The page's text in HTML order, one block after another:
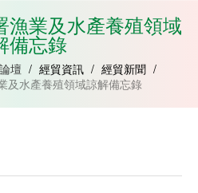
內
亞
克
和
普
西
比
漁業及水產養殖領域
備忘錄
壇 / 經貿資訊 / 經貿新聞 /
及水產養殖領域諒解備忘錄